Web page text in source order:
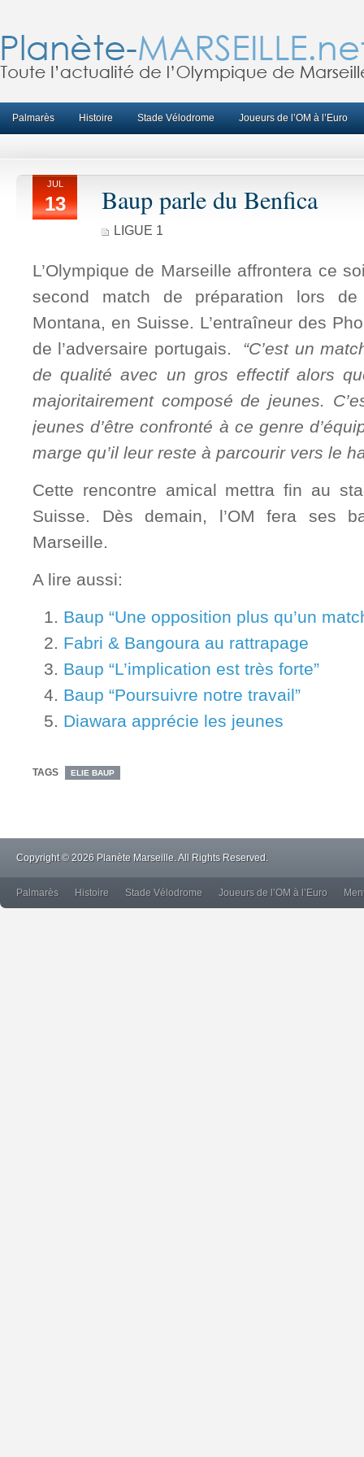
Palmarès Histoire Stade Vélodrome Joueurs de l’OM à l’Euro
JUL
13 Baup parle du Benfica
LIGUE 1
L’Olympique de Marseille affrontera ce
second match de préparation lors
Montana, en Suisse. L’entraîneur des
de l’adversaire portugais. “C’est un
de qualité avec un gros effectif alors
majoritairement composé de jeunes.
jeunes d’être confronté à ce genre
marge qu’il leur reste à parcourir vers le
Cette rencontre amical mettra fin au
Suisse. Dès demain, l’OM fera ses
Marseille.
A lire aussi:
Baup “Une opposition plus qu’un
Fabri & Bangoura au rattrapage
Baup “L’implication est très forte”
Baup “Poursuivre notre travail”
Diawara apprécie les jeunes
TAGS ELIE BAUP
Copyright © 2026 Planète Marseille. All Rights Reserved.
Palmarès Histoire Stade Vélodrome Joueurs de l’OM à l’Euro